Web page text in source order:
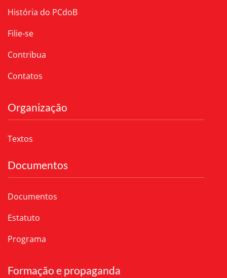
História do PCdoB
Filie-se
Contribua
Contatos
Organização
Textos
Documentos
Documentos
Estatuto
Programa
Formação e propaganda